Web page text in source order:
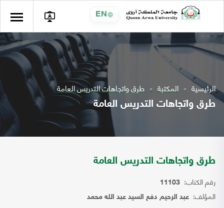
EN
الرئيسية المكتبة طرق واتجاهات التدريس العامة
طرق واتجاهات التدريس العامة
طرق واتجاهات التدريس العامة
رقم الكتاب: 11103
المؤلف: عبد الرحيم دفع السيد عبد الله محمد